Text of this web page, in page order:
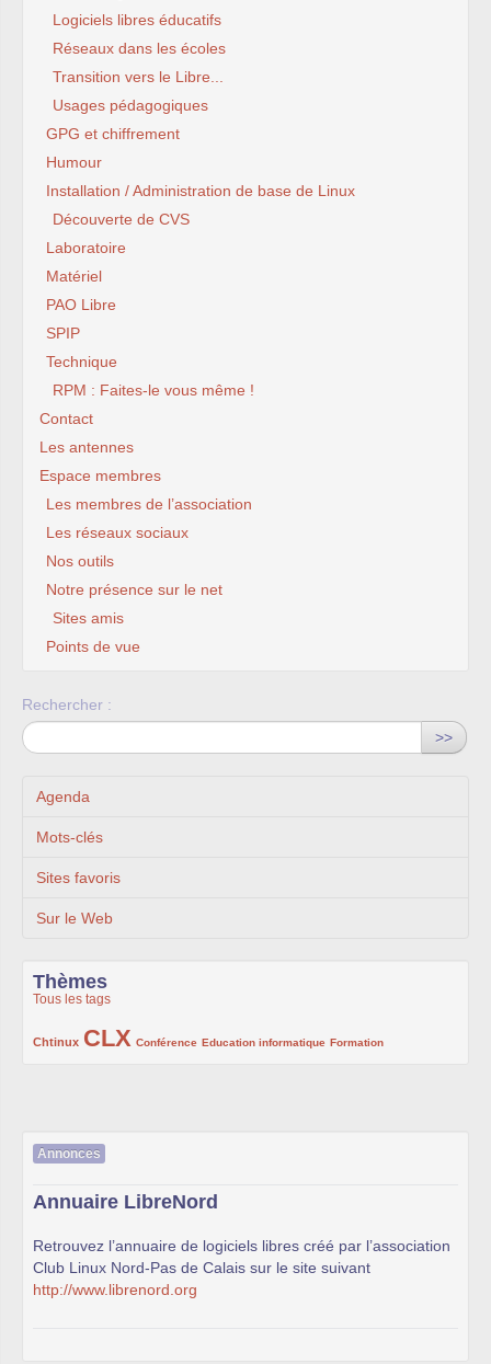
Logiciels libres éducatifs
Réseaux dans les écoles
Transition vers le Libre...
Usages pédagogiques
GPG et chiffrement
Humour
Installation / Administration de base de Linux
Découverte de CVS
Laboratoire
Matériel
PAO Libre
SPIP
Technique
RPM : Faites-le vous même !
Contact
Les antennes
Espace membres
Les membres de l’association
Les réseaux sociaux
Nos outils
Notre présence sur le net
Sites amis
Points de vue
Rechercher :
>>
Agenda
Mots-clés
Sites favoris
Sur le Web
Thèmes
Tous les tags
Chtinux
222/1002CLX
1002/1002 Conférence
132/1002 Education informatique
119/1002 Formation
168/1002
Annonces
Annuaire LibreNord
Retrouvez l’annuaire de logiciels libres créé par l’association
Club Linux Nord-Pas de Calais sur le site suivant
http://www.librenord.org